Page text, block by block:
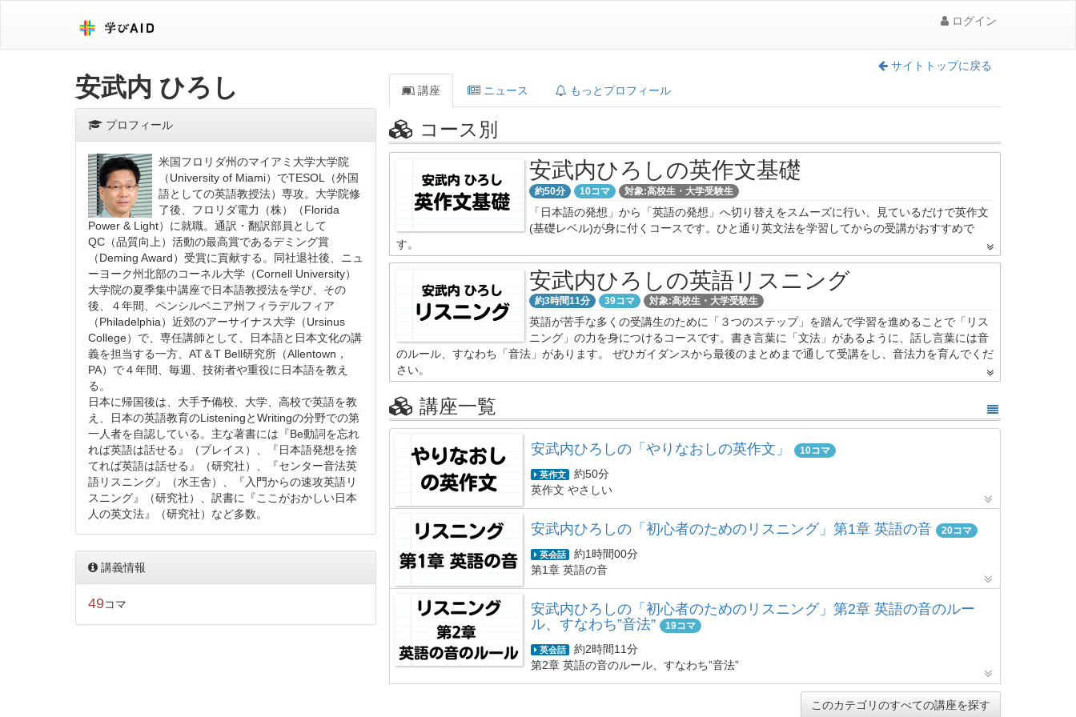
ログイン
サイトトップに戻る
安武内 ひろし
プロフィール
米国フロリダ州のマイアミ大学大学院
（University of Miami）でTESOL（外国
語としての英語教授法）専攻。大学院修
了後、フロリダ電力（株）（Florida
Power & Light）に就職。通訳・翻訳部員として
QC（品質向上）活動の最高賞であるデミング賞
（Deming Award）受賞に貢献する。同社退社後、ニュ
ーヨーク州北部のコーネル大学（Cornell University）
大学院の夏季集中講座で日本語教授法を学び、その
後、４年間、ペンシルベニア州フィラデルフィア
（Philadelphia）近郊のアーサイナス大学（Ursinus
College）で、専任講師として、日本語と日本文化の講
義を担当する一方、AT＆T Bell研究所（Allentown，
PA）で４年間、毎週、技術者や重役に日本語を教え
る。
日本に帰国後は、大手予備校、大学、高校で英語を教
え、日本の英語教育のListeningとWritingの分野での第
一人者を自認している。主な著書には『Be動詞を忘れ
れば英語は話せる』（プレイス）、『日本語発想を捨
てれば英語は話せる』（研究社）、『センター音法英
語リスニング』（水王舎）、『入門からの速攻英語リ
スニング』（研究社）、訳書に『ここがおかしい日本
人の英文法』（研究社）など多数。
講義情報
49コマ
講座 ニュース もっとプロフィール
コース別
安武内ひろしの英作文基礎
約50分 10コマ 対象:高校生・大学受験生
「日本語の発想」から「英語の発想」へ切り替えをスムーズに行い、見ているだけで英作文
(基礎レベル)が身に付くコースです。ひと通り英文法を学習してからの受講がおすすめで
す。
安武内ひろしの英語リスニング
約3時間11分 39コマ 対象:高校生・大学受験生
英語が苦手な多くの受講生のために「３つのステップ」を踏んで学習を進めることで「リス
ニング」の力を身につけるコースです。書き言葉に「文法」があるように、話し言葉には音
のルール、すなわち「音法」があります。 ぜひガイダンスから最後のまとめまで通して受講をし、音法力を育んでくだ
さい。
講座一覧
安武内ひろしの「やりなおしの英作文」 10コマ
英作文
約50分
英作文 やさしい
安武内ひろしの「初心者のためのリスニング」第1章 英語の音 20コマ
英会話
約1時間00分
第1章 英語の音
安武内ひろしの「初心者のためのリスニング」第2章 英語の音のルー
ル、すなわち”音法”
19コマ
英会話
約2時間11分
第2章 英語の音のルール、すなわち”音法”
このカテゴリのすべての講座を探す